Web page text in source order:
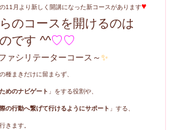
11月より新しく開講になった新コースがあります♥
のコースを開けるのは
です ^^♡♡
ァシリテーターコース～✨
種まきだけに留まらず、
めのナビゲート 」をする役割や、
の行動へ繋げて行けるようにサポート 」する、
きます。